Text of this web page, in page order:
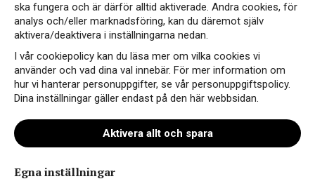
23
ska fungera och är därför alltid aktiverade. Andra cookies, för
analys och/eller marknadsföring, kan du däremot själv
aktivera/deaktivera i inställningarna nedan.
I vår cookiepolicy kan du läsa mer om vilka cookies vi
använder och vad dina val innebär. För mer information om
hur vi hanterar personuppgifter, se vår personuppgiftspolicy.
Dina inställningar gäller endast på den här webbsidan.
Aktivera allt och spara
Egna inställningar